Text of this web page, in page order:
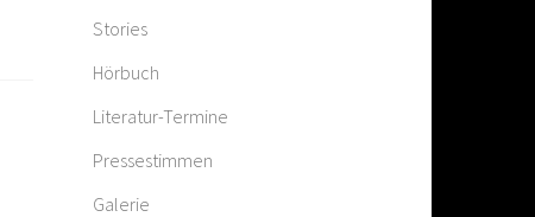
Stories
Hörbuch
Literatur-Termine
Pressestimmen
Galerie